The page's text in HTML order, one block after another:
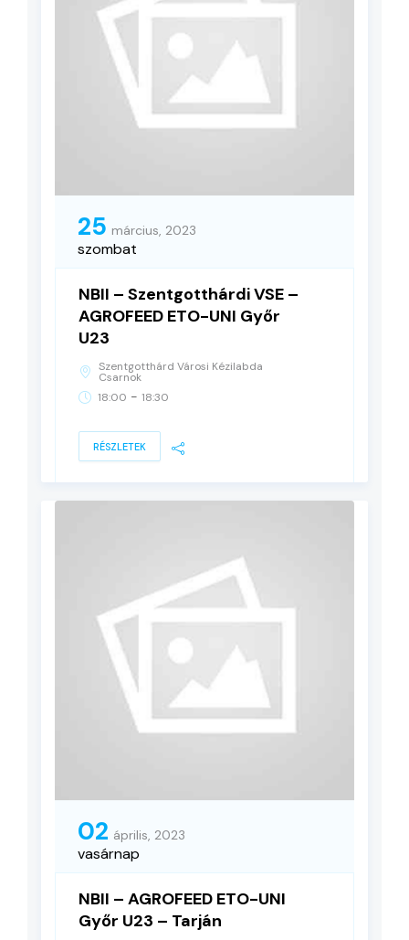
25 március, 2023
szombat
NBII – Szentgotthárdi VSE –
AGROFEED ETO-UNI Győr
U23
Szentgotthárd Városi Kézilabda
Csarnok
18:00 - 18:30
RÉSZLETEK
02 április, 2023
vasárnap
NBII – AGROFEED ETO-UNI
Győr U23 – Tarján